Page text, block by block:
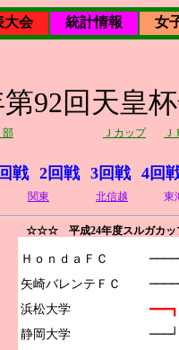
大会 統計情報 女
第92回天皇
部 Ｊカップ Ｊ
戦 2回戦 3回戦 4回
関東 北信越 東
☆☆☆ 平成24年度スルガカ
ＨｏｎｄａＦＣ
矢崎バレンテＦＣ
浜松大学
静岡大学
━━━┓